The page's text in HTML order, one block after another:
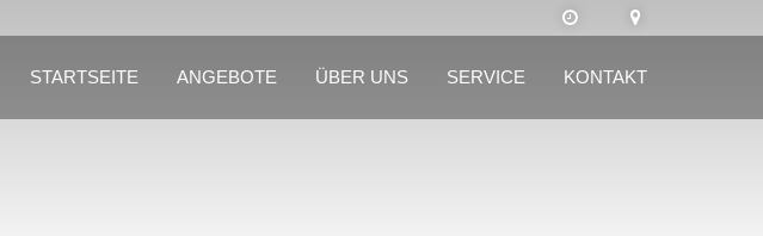
STARTSEITE ANGEBOTE ÜBER UNS SERVICE KONTAKT